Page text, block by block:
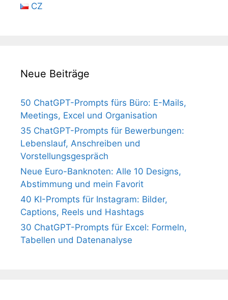
CZ
Neue Beiträge
50 ChatGPT-Prompts fürs Büro: E-Mails,
Meetings, Excel und Organisation
35 ChatGPT-Prompts für Bewerbungen:
Lebenslauf, Anschreiben und
Vorstellungsgespräch
Neue Euro-Banknoten: Alle 10 Designs,
Abstimmung und mein Favorit
40 KI-Prompts für Instagram: Bilder,
Captions, Reels und Hashtags
30 ChatGPT-Prompts für Excel: Formeln,
Tabellen und Datenanalyse